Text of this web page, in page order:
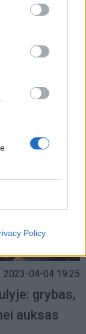
Policy
– žarnyno
2023-04-04 19:25
grybas,
auksas